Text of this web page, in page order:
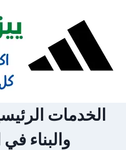
content
الخدمات
والبناء